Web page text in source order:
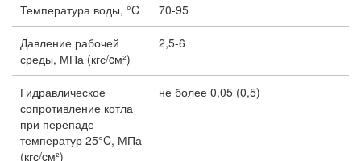
Температура воды, °C 70-95
Давление рабочей
среды, МПа (кгс/cм²)
2,5-6
Гидравлическое
сопротивление котла
при перепаде
температур 25°C, МПа
(кгс/cм²)
не более 0,05 (0,5)